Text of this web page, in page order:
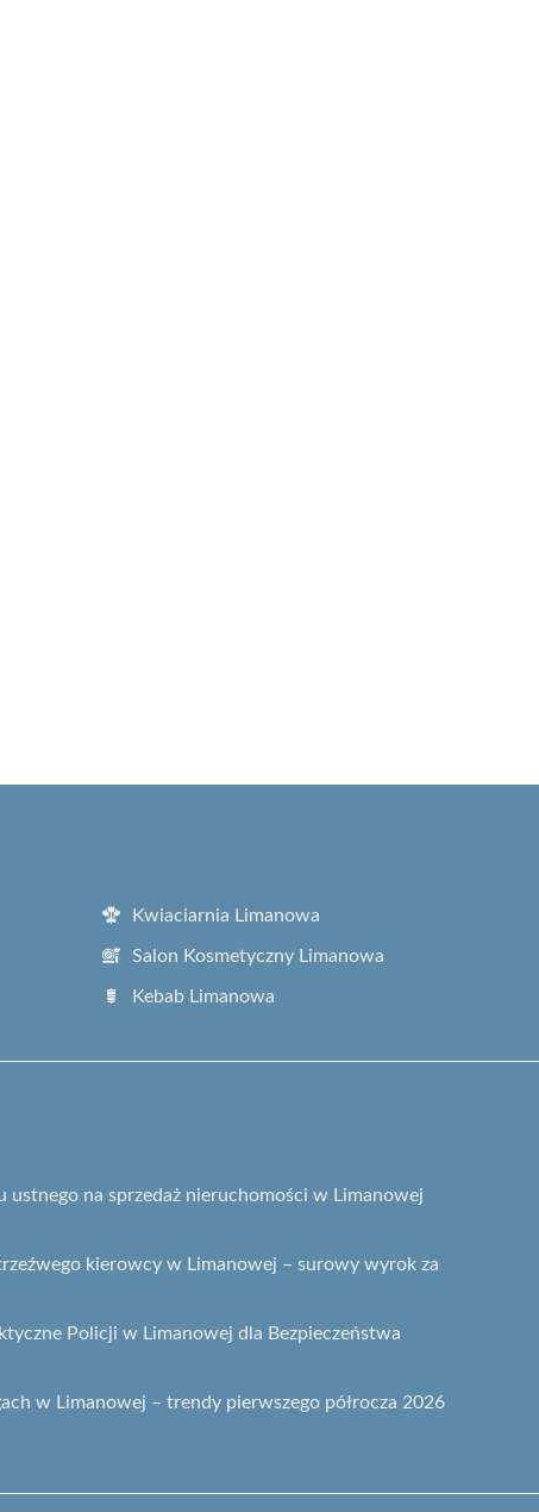
Kwiaciarnia Limanowa
Salon Kosmetyczny Limanowa
Kebab Limanowa
ustnego na sprzedaż nieruchomości w Limanowej
kierowcy w Limanowej – surowy wyrok za
Policji w Limanowej dla Bezpieczeństwa
w Limanowej – trendy pierwszego półrocza 2026